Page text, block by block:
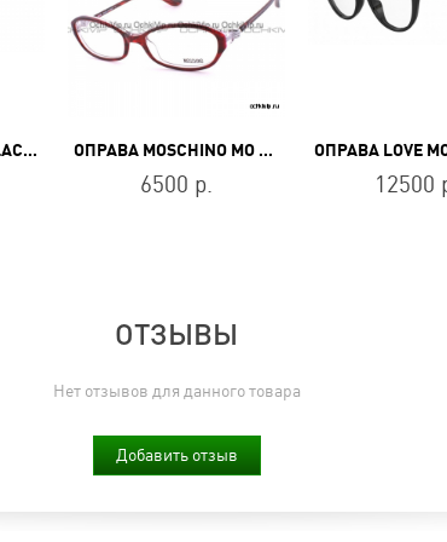
ОПРАВА CHRISTIAN LACROIX CL1025111 ОПРАВА MOSCHINO MO 153 03
6500 р. 12500
ОТЗЫВЫ
Нет отзывов для данного товара
Добавить отзыв